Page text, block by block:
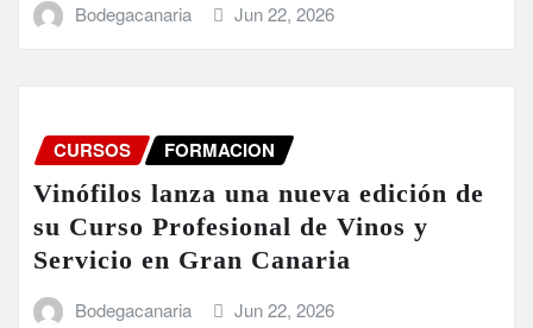
Bodegacanaria Jun 22, 2026
CURSOS FORMACION
Vinófilos lanza una nueva edición de
su Curso Profesional de Vinos y
Servicio en Gran Canaria
Bodegacanaria Jun 22, 2026